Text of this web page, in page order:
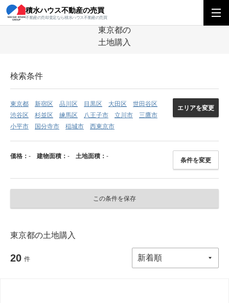
積水ハウス不動産の売買
不動産の売却査定なら積水ハウス不動産の売買
積水ハウス不動産の売買 関東エリア
東京都の
土地購入
検索条件
東京都 新宿区 品川区 目黒区 大田区
世田谷区
渋谷区
杉並区 練馬区 八王子市 立川市
三鷹市
小平市
国分寺市 稲城市 西東京市
エリアを変更
価格： - 建物面積： - 土地面積： -
条件を変更
この条件を保存
東京都の土地購入
20 件